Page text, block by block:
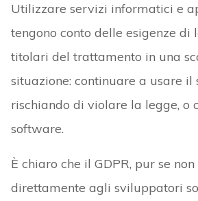
Utilizzare servizi informatici e
tengono conto delle esigenze di
titolari del trattamento in una
situazione: continuare a usare il
rischiando di violare la legge, o
software.
È chiaro che il GDPR, pur se
direttamente agli sviluppatori